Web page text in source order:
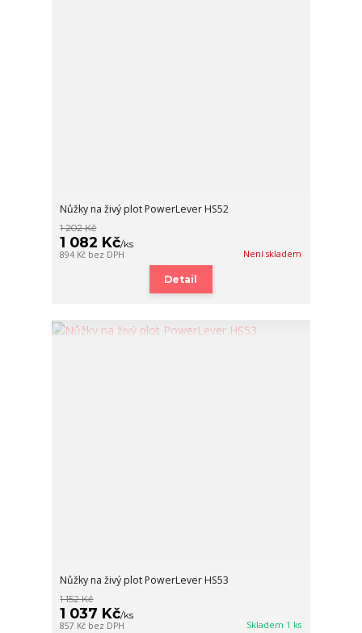
Nůžky na živý plot PowerLever HS52
1 202 Kč
1 082 Kč/ks
894 Kč bez DPH Není skladem
Detail
Nůžky na živý plot PowerLever HS53
1 152 Kč
1 037 Kč/ks
857 Kč bez DPH Skladem 1 ks